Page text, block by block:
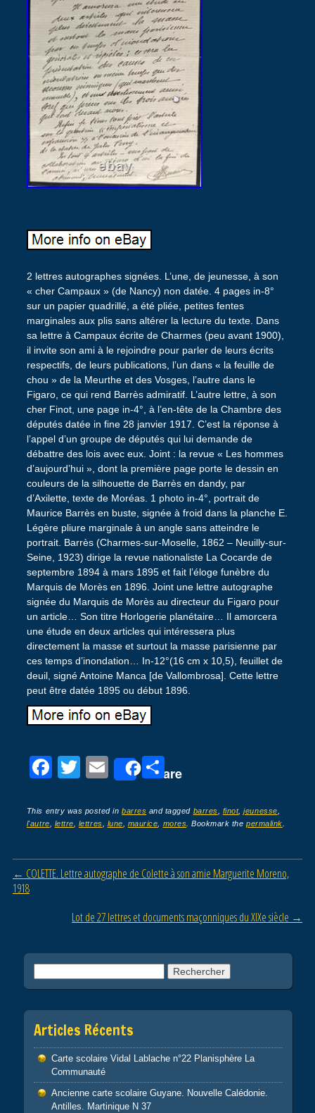
2 lettres autographes signées. L’une, de jeunesse, à son
« cher Campaux » (de Nancy) non datée. 4 pages in-8°
sur un papier quadrillé, a été pliée, petites fentes
marginales aux plis sans altérer la lecture du texte. Dans
sa lettre à Campaux écrite de Charmes (peu avant 1900),
il invite son ami à le rejoindre pour parler de leurs écrits
respectifs, de leurs publications, l’un dans « la feuille de
chou » de la Meurthe et des Vosges, l’autre dans le
Figaro, ce qui rend Barrès admiratif. L’autre lettre, à son
cher Finot, une page in-4°, à l’en-tête de la Chambre des
députés datée in fine 28 janvier 1917. C’est la réponse à
l’appel d’un groupe de députés qui lui demande de
débattre des lois avec eux. Joint : la revue « Les hommes
d’aujourd’hui », dont la première page porte le dessin en
couleurs de la silhouette de Barrès en dandy, par
d’Axilette, texte de Moréas. 1 photo in-4°, portrait de
Maurice Barrès en buste, signée à froid dans la planche E.
Légère pliure marginale à un angle sans atteindre le
portrait. Barrès (Charmes-sur-Moselle, 1862 – Neuilly-sur-
Seine, 1923) dirige la revue nationaliste La Cocarde de
septembre 1894 à mars 1895 et fait l’éloge funèbre du
Marquis de Morès en 1896. Joint une lettre autographe
signée du Marquis de Morès au directeur du Figaro pour
un article… Son titre Horlogerie planétaire… Il amorcera
une étude en deux articles qui intéressera plus
directement la masse et surtout la masse parisienne par
ces temps d’inondation… In-12°(16 cm x 10,5), feuillet de
deuil, signé Antoine Manca [de Vallombrosa]. Cette lettre
peut être datée 1895 ou début 1896.
F
c
e
b
o
T
tt
er
E
ail
Share
P
ta
g
er
This entry was posted inbarres and tagged barres finot,jeunesse
l'autre
lettre lettres lune maurice mores . Bookmark thepermalink
Post navigation
← COLETTE. Lettre autographe de Colette à son amie Marguerite Moreno,
1918
Lot de 27 lettres et documents maçonniques du XIXe siècle →
Articles Récents
Carte scolaire Vidal Lablache n°22 Planisphère La
Communauté
Ancienne carte scolaire Guyane. Nouvelle Calédonie.
Antilles. Martinique N 37